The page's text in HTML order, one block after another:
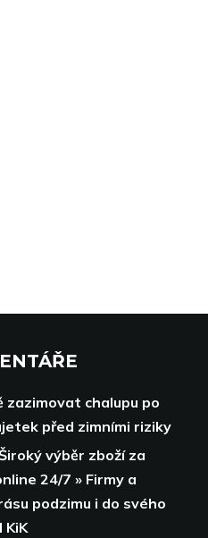
zazimovat chalupu po
před zimními riziky
výběr zboží za
24/7 » Firmy a
podzimu i do svého
KiK